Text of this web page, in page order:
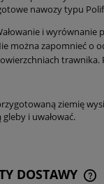
nawozy typu
i wyrównanie
można zapomnieć o
trawnika.
ziemię
i uwałować.
DOSTAWY